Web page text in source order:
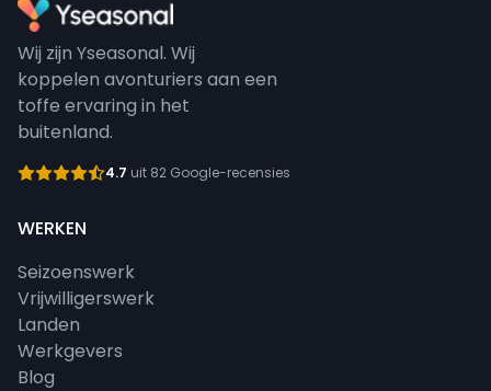
Wij zijn Yseasonal. Wij
koppelen avonturiers aan een
toffe ervaring in het
buitenland.
4.7 uit 82 Google-recensies
WERKEN
Seizoenswerk
Vrijwilligerswerk
Landen
Werkgevers
Blog